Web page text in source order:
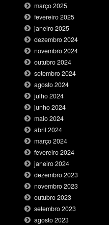
março 2025
fevereiro 2025
janeiro 2025
dezembro 2024
novembro 2024
outubro 2024
setembro 2024
agosto 2024
julho 2024
junho 2024
maio 2024
abril 2024
março 2024
fevereiro 2024
janeiro 2024
dezembro 2023
novembro 2023
outubro 2023
setembro 2023
agosto 2023